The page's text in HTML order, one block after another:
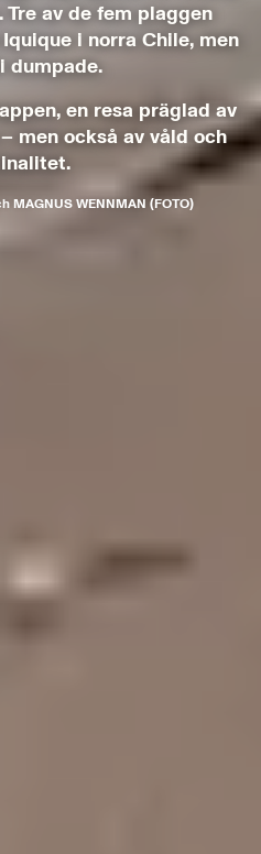
av de fem plaggen
i norra Chile, men
dumpade.
en resa präglad av
men också av våld och
MAGNUS WENNMAN (FOTO)